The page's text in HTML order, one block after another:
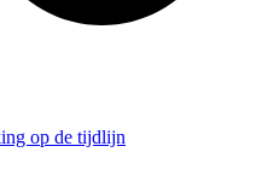
op de tijdlijn